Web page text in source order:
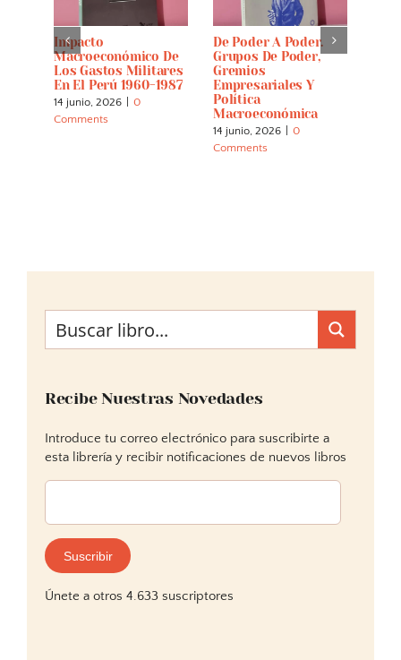
Impacto
Macroeconómico De
Los Gastos Militares
En El Perú 1960-1987
14 junio, 2026
0
Comments
De Poder A Poder.
Grupos De Poder,
Gremios
Empresariales Y
Política
Macroeconómica
14 junio, 2026
0
Comments
Recibe Nuestras Novedades
Introduce tu correo electrónico para suscribirte a
esta librería y recibir notificaciones de nuevos libros
Dirección
correo
electrónico:
Suscribir
Únete a otros 4.633 suscriptores